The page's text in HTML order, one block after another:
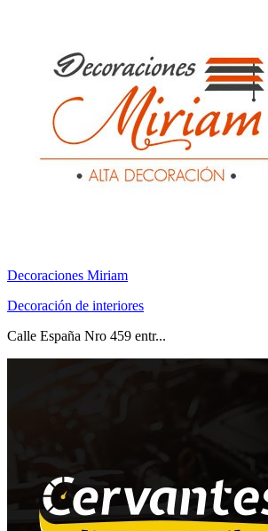
Decoraciones Miriam
Decoración de interiores
Calle España Nro 459 entr...